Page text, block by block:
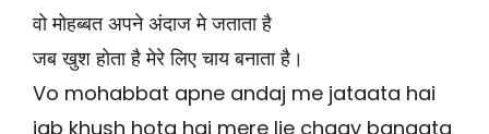
वो मोहब्बत अपने अंदाज मे जताता है
जब खुश होता है मेरे लिए चाय बनाता है।
Vo mohabbat apne andaj me jataata hai
jab khush hota hai mere lie chaay banaata